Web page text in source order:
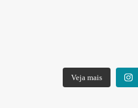
Veja mais